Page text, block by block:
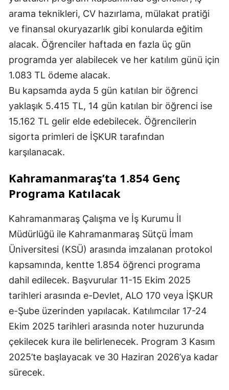
arama teknikleri, CV hazırlama, mülakat pratiği
ve finansal okuryazarlık gibi konularda eğitim
alacak. Öğrenciler haftada en fazla üç gün
programda yer alabilecek ve her katılım günü için
1.083 TL ödeme alacak.
Bu kapsamda ayda 5 gün katılan bir öğrenci
yaklaşık 5.415 TL, 14 gün katılan bir öğrenci ise
15.162 TL gelir elde edebilecek. Öğrencilerin
sigorta primleri de İŞKUR tarafından
karşılanacak.
Kahramanmaraş’ta 1.854 Genç
Programa Katılacak
Kahramanmaraş Çalışma ve İş Kurumu İl
Müdürlüğü ile Kahramanmaraş Sütçü İmam
Üniversitesi (KSÜ) arasında imzalanan protokol
kapsamında, kentte 1.854 öğrenci programa
dahil edilecek. Başvurular 11-15 Ekim 2025
tarihleri arasında e-Devlet, ALO 170 veya İŞKUR
e-Şube üzerinden yapılacak. Katılımcılar 17-24
Ekim 2025 tarihleri arasında noter huzurunda
çekilecek kura ile belirlenecek. Program 3 Kasım
2025’te başlayacak ve 30 Haziran 2026’ya kadar
sürecek.